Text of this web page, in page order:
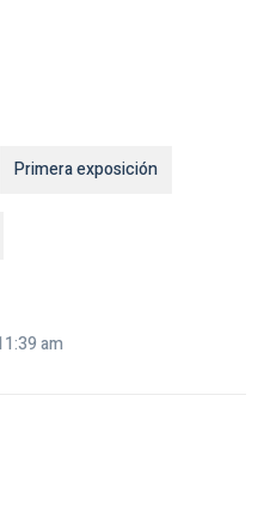
Primera exposición
am